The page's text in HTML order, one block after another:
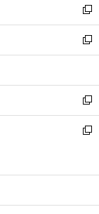
く
ド
ウ
で
開
ィ
ン
ド
ウ
開
く
い
ウ
ィ
ン
ウ
で
開
く
新
し
い
ウ
ン
ド
ウ
で
新
し
ウ
ィ
ン
ド
開
新
し
い
ン
ウ
新
ウ
ン